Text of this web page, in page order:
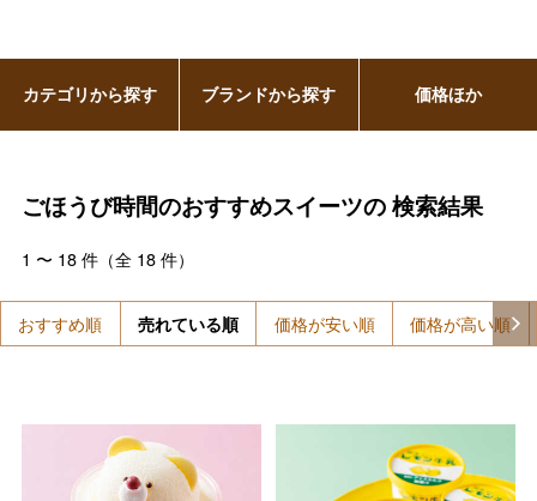
ごほうび時間のおすすめスイーツの検索結果
1 〜 18件（全 18件）
おすすめ順 売れている順 価格が安い順 価格が高い順
カテゴリから探す ブランドから探す 価格ほか